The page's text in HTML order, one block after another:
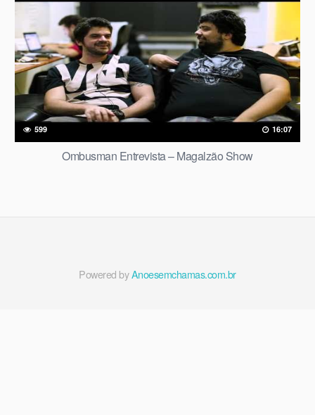
599 16:07
Ombusman Entrevista – Magalzão Show
Powered byAnoesemchamas.com.br